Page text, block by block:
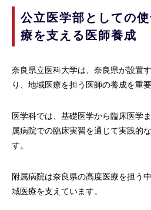
公立医学部としての
療を支える医師養成
奈良県立医科大学は、奈良県が設置
り、地域医療を担う医師の養成を重
医学科では、基礎医学から臨床医学
属病院での臨床実習を通じて実践的
す。
附属病院は奈良県の高度医療を担う
域医療を支えています。